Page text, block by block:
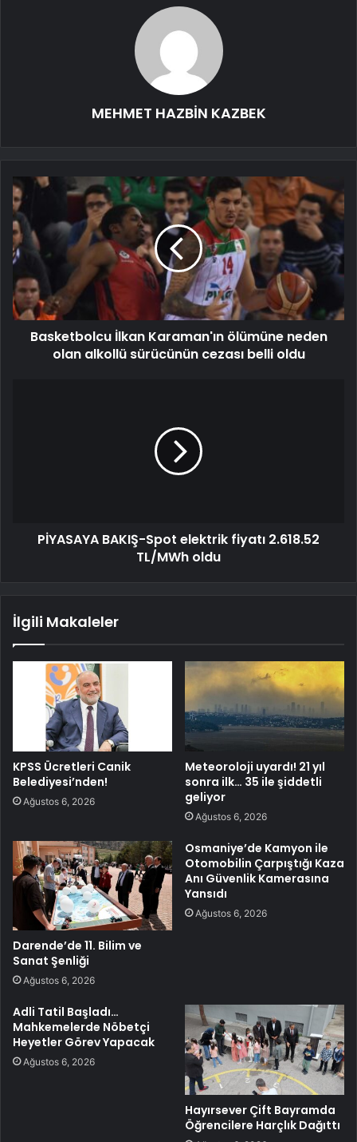
MEHMET HAZBİN KAZBEK
Basketbolcu İlkan Karaman'ın ölümüne neden
olan alkollü sürücünün cezası belli oldu
PİYASAYA BAKIŞ-Spot elektrik fiyatı 2.618.52
TL/MWh oldu
İlgili Makaleler
KPSS Ücretleri Canik
Belediyesi’nden!
Ağustos 6, 2026
Meteoroloji uyardı! 21 yıl
sonra ilk… 35 ile şiddetli
geliyor
Ağustos 6, 2026
Darende’de 11. Bilim ve
Sanat Şenliği
Ağustos 6, 2026
Osmaniye’de Kamyon ile
Otomobilin Çarpıştığı Kaza
Anı Güvenlik Kamerasına
Yansıdı
Ağustos 6, 2026
Adli Tatil Başladı…
Mahkemelerde Nöbetçi
Heyetler Görev Yapacak
Ağustos 6, 2026
Hayırsever Çift Bayramda
Öğrencilere Harçlık Dağıttı